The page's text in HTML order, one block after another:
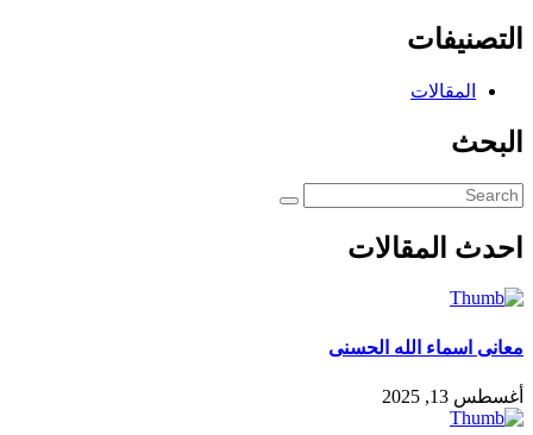
التصنيفات
المقالات
البحث
احدث المقالات
معانى اسماء الله الحسنى
أغسطس 13, 2025